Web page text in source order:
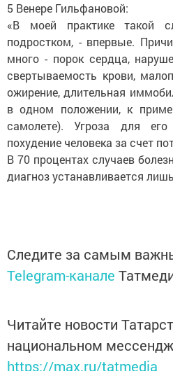
5 Венере Гильфановой:
«В моей практике такой
подростком, - впервые.
много - порок сердца,
свертываемость крови,
ожирение, длительная
в одном положении, к
самолете). Угроза для
похудение человека за счет
В 70 процентах случаев
диагноз устанавливается
Следите за самым
Telegram-канале
Читайте новости
национальном
https://max.ru/tatmedia